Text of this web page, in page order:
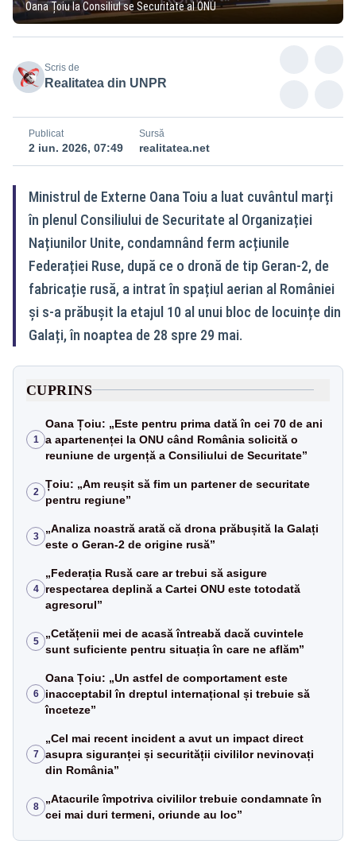
Oana Țoiu la Consiliul se Securitate al ONU
Scris de
Realitatea din UNPR
Publicat
2 iun. 2026, 07:49
Sursă
realitatea.net
Ministrul de Externe Oana Toiu a luat cuvântul marți
în plenul Consiliului de Securitate al Organizației
Națiunilor Unite, condamnând ferm acțiunile
Federației Ruse, după ce o dronă de tip Geran-2, de
fabricație rusă, a intrat în spațiul aerian al României
și s-a prăbușit la etajul 10 al unui bloc de locuințe din
Galați, în noaptea de 28 spre 29 mai.
CUPRINS
1
Oana Țoiu: „Este pentru prima dată în cei 70 de ani
a apartenenței la ONU când România solicită o
reuniune de urgență a Consiliului de Securitate”
2
Țoiu: „Am reușit să fim un partener de securitate
pentru regiune”
3
„Analiza noastră arată că drona prăbușită la Galați
este o Geran-2 de origine rusă”
4
„Federația Rusă care ar trebui să asigure
respectarea deplină a Cartei ONU este totodată
agresorul”
5
„Cetățenii mei de acasă întreabă dacă cuvintele
sunt suficiente pentru situația în care ne aflăm”
6
Oana Țoiu: „Un astfel de comportament este
inacceptabil în dreptul internațional și trebuie să
înceteze”
7
„Cel mai recent incident a avut un impact direct
asupra siguranței și securității civililor nevinovați
din România”
8
„Atacurile împotriva civililor trebuie condamnate în
cei mai duri termeni, oriunde au loc”